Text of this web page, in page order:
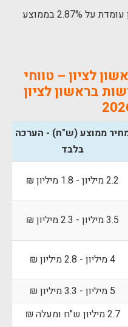
התשואה משכר דירה בראשון לציון עומדת על 2.87% בממוצע
לציון – טווחי
בראשון לציון
ממוצע (ש"ח) - הערכה
בלבד
2.2 מיליון - 1.8 מיליון ₪
3.5 מיליון - 2.3 מיליון ₪
4 מיליון - 2.8 מיליון ₪
5 מיליון - 3.3 מיליון ₪
2.7 מיליון ש"ח ומעלה ₪